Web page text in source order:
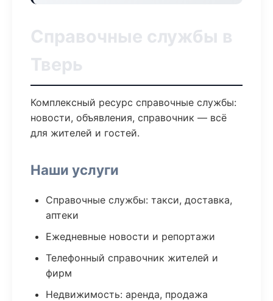
Справочные службы в
Тверь
Комплексный ресурс справочные службы:
новости, объявления, справочник — всё
для жителей и гостей.
Наши услуги
Справочные службы: такси, доставка,
аптеки
Ежедневные новости и репортажи
Телефонный справочник жителей и
фирм
Недвижимость: аренда, продажа